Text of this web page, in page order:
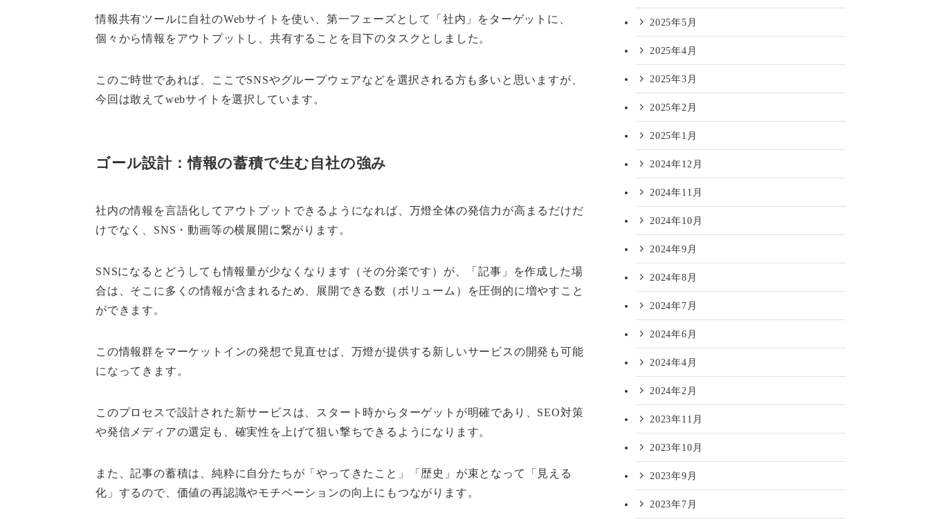
情報共有ツールに自社のWebサイトを使い、第一フェーズとして「社内」をターゲットに、
個々から情報をアウトプットし、共有することを目下のタスクとしました。
このご時世であれば、ここでSNSやグループウェアなどを選択される方も多いと思いますが、
今回は敢えてwebサイトを選択しています。
ゴール設計：情報の蓄積で生む自社の強み
社内の情報を言語化してアウトプットできるようになれば、万燈全体の発信力が高まるだけだ
けでなく、SNS・動画等の横展開に繋がります。
SNSになるとどうしても情報量が少なくなります（その分楽です）が、「記事」を作成した場
合は、そこに多くの情報が含まれるため、展開できる数（ボリューム）を圧倒的に増やすこと
ができます。
この情報群をマーケットインの発想で見直せば、万燈が提供する新しいサービスの開発も可能
になってきます。
このプロセスで設計された新サービスは、スタート時からターゲットが明確であり、SEO対策
や発信メディアの選定も、確実性を上げて狙い撃ちできるようになります。
また、記事の蓄積は、純粋に自分たちが「やってきたこと」「歴史」が束となって「見える
化」するので、価値の再認識やモチベーションの向上にもつながります。
2025年5月
2025年4月
2025年3月
2025年2月
2025年1月
2024年12月
2024年11月
2024年10月
2024年9月
2024年8月
2024年7月
2024年6月
2024年4月
2024年2月
2023年11月
2023年10月
2023年9月
2023年7月